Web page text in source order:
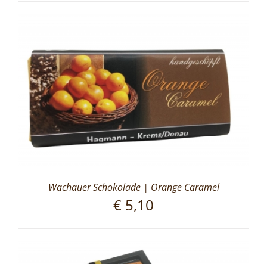
Wachauer Schokolade | Orange Caramel
€ 5,10